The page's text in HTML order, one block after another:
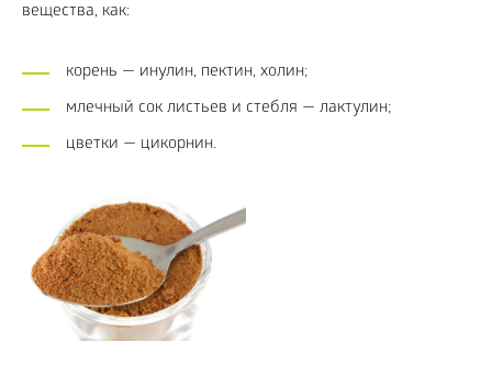
вещества, как:
корень — инулин, пектин, холин;
млечный сок листьев и стебля — лактулин;
цветки — цикорнин.